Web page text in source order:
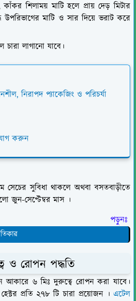
শিলাময় মাটি হলে প্রায় দেড় মিটার
মাটি ও সার দিয়ে ভরাট করে
লাগানো যাবে।
নিরাপদ প্যাকেজিং ও পরিচর্যা
করুন
সুবিধা থাকলে অথবা বসতবাড়ীতে
জুন-সেপ্টেম্বর মাস ।
ও রোপন পদ্ধতি
আকারে ৬ মিঃ দুরুত্বে রোপন করা যাবে।
প্রতি ২৭৮ টি চারা প্রয়োজন । এটেল